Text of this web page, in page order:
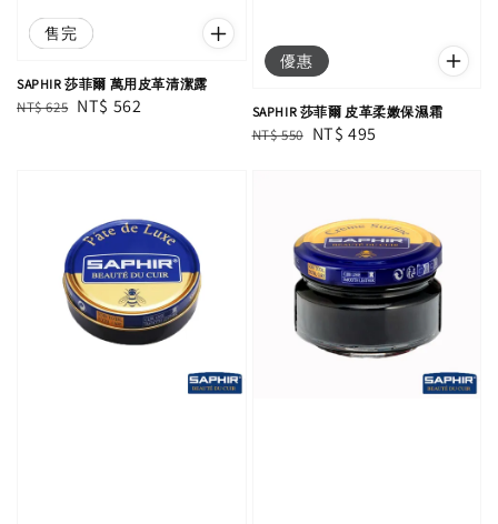
優惠
售完
SAPHIR 莎菲爾 萬用皮革清潔露
Regular
NT$ 625 Sale
NT$ 562
優惠
SAPHIR 莎菲爾 皮革柔嫩保濕霜
Regular
NT$ 550 Sale
NT$ 495